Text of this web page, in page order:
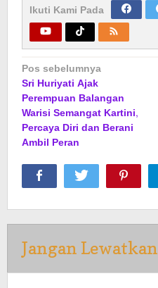
Ikuti Kami Pada
Navigasi
pos
Pos sebelumnya
Sri Huriyati Ajak
Perempuan Balangan
Warisi Semangat Kartini,
Percaya Diri dan Berani
Ambil Peran
Jangan Lewatkan